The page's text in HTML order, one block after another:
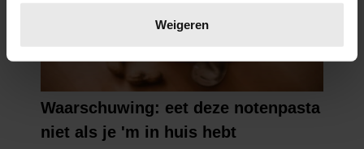
verwerkt en stel uw voorkeuren in het
intrekken in de Cookieverklaring.
We gebruiken cookies om content en advertenties te
personaliseren, om functies voor social media te bieden
en om ons websiteverkeer te analyseren. Ook delen we
Weigeren